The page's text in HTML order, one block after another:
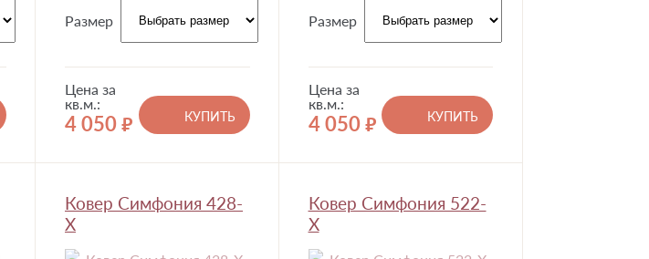
Размер
Цена за
кв.м.:
4 050 руб.
КУПИТЬ
Размер
Цена за
кв.м.:
4 050 руб.
КУПИТЬ
Ковер Симфония 428-
X
Ковер Симфония 522-
X